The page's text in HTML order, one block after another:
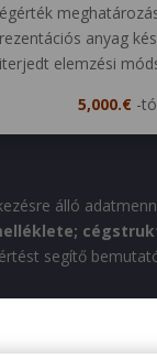
anyag
elemzési
5,000.€ -
álló
segítő